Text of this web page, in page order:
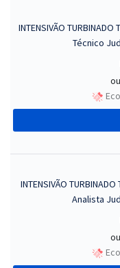
INTENSIVÃO
Técnico
INTENSIVÃO
Analista